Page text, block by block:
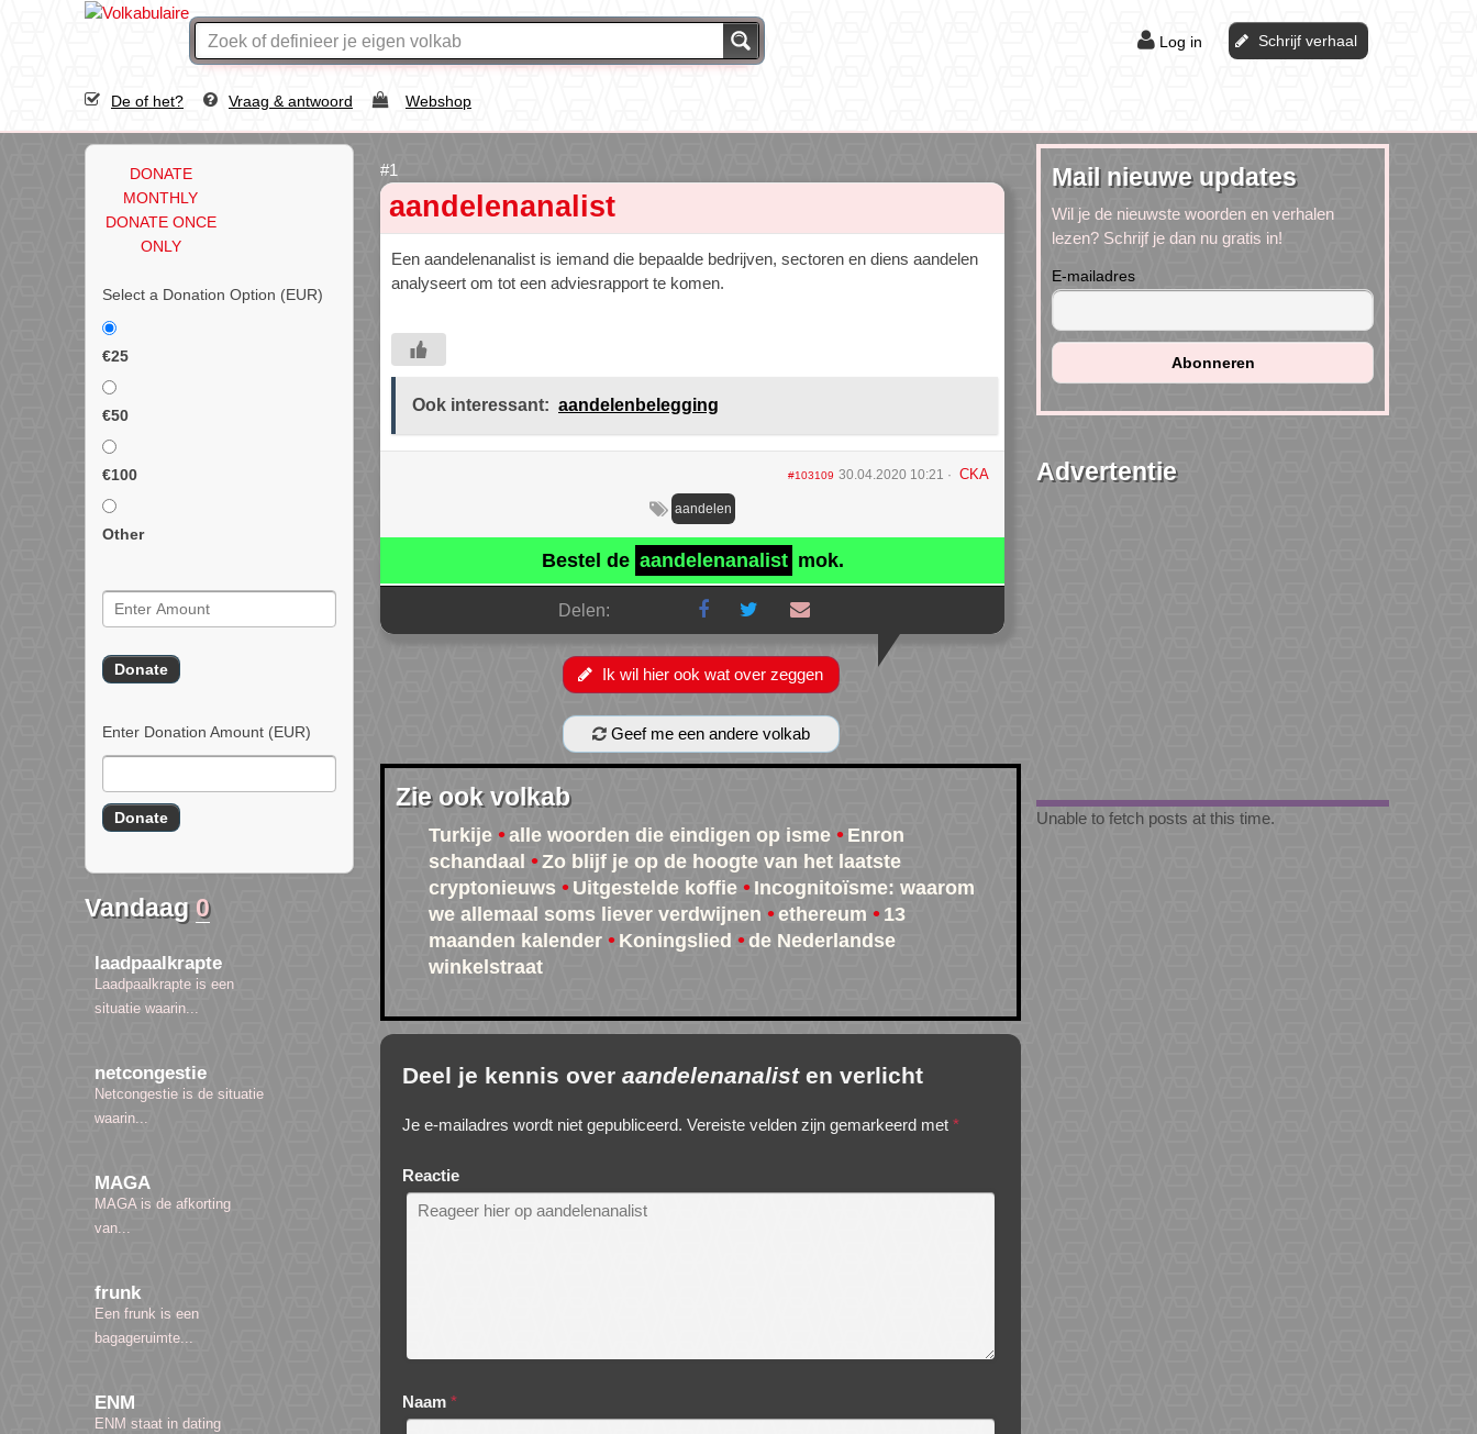
Log in Schrijf verhaal
De of het? Vraag & antwoord Webshop
DONATE
MONTHLY
DONATE ONCE
ONLY
Select a Donation Option (EUR)
€25
€50
€100
Other
Enter Donation Amount (EUR)
Vandaag 0
laadpaalkrapte
Laadpaalkrapte is een
situatie waarin...
netcongestie
Netcongestie is de situatie
waarin...
MAGA
MAGA is de afkorting
van...
frunk
Een frunk is een
bagageruimte...
ENM
ENM staat in dating
aandelenanalist
Een aandelenanalist is iemand die bepaalde bedrijven, sectoren en diens aandelen
analyseert om tot een adviesrapport te komen.
Ook interessant: aandelenbelegging
#103109 30.04.2020 10:21 CKA
aandelen
Bestel de aandelenanalist mok.
Delen:
Ik wil hier ook wat over zeggen
Geef me een andere volkab
Zie ook volkab
Turkije alle woorden die eindigen op isme
Enron
schandaal
Zo blijf je op de hoogte van het laatste
cryptonieuws
Uitgestelde koffie
Incognitoïsme: waarom
we allemaal soms liever verdwijnen
ethereum
13
maanden kalender
Koningslied
de Nederlandse
winkelstraat
Deel je kennis over aandelenanalisten verlicht
Je e-mailadres wordt niet gepubliceerd. Vereiste velden zijn gemarkeerd met *
Reactie
Naam *
Mail nieuwe updates
Wil je de nieuwste woorden en verhalen
lezen? Schrijf je dan nu gratis in!
E-mailadres
Advertentie
Unable to fetch posts at this time.